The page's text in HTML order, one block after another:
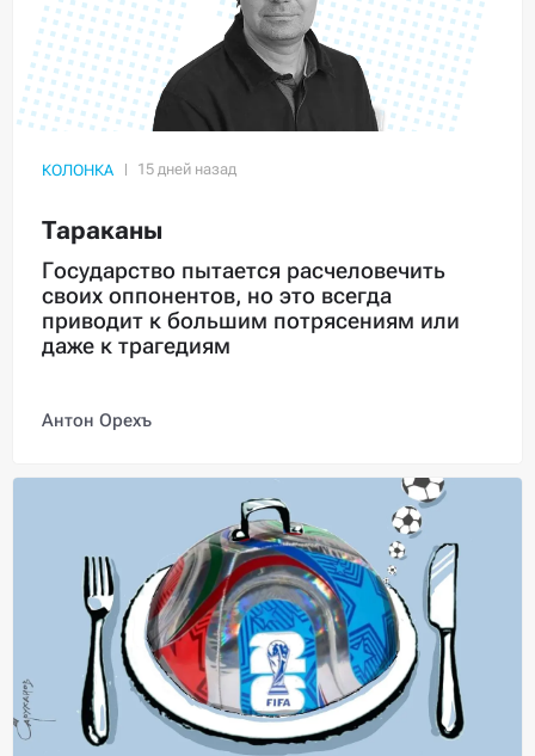
КОЛОНКА
Тараканы
Государство пытается расчеловечить
своих оппонентов, но это всегда
приводит к большим потрясениям или
даже к трагедиям
Антон Орехъ